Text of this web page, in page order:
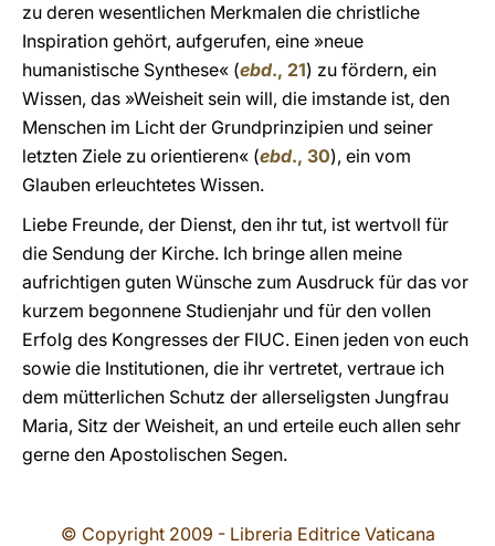
zu deren wesentlichen Merkmalen die christliche
Inspiration gehört, aufgerufen, eine »neue
humanistische Synthese« (ebd., 21) zu fördern, ein
Wissen, das »Weisheit sein will, die imstande ist, den
Menschen im Licht der Grundprinzipien und seiner
letzten Ziele zu orientieren« (ebd., 30), ein vom
Glauben erleuchtetes Wissen.
Liebe Freunde, der Dienst, den ihr tut, ist wertvoll für
die Sendung der Kirche. Ich bringe allen meine
aufrichtigen guten Wünsche zum Ausdruck für das vor
kurzem begonnene Studienjahr und für den vollen
Erfolg des Kongresses der FIUC. Einen jeden von euch
sowie die Institutionen, die ihr vertretet, vertraue ich
dem mütterlichen Schutz der allerseligsten Jungfrau
Maria, Sitz der Weisheit, an und erteile euch allen sehr
gerne den Apostolischen Segen.
© Copyright 2009 - Libreria Editrice Vaticana